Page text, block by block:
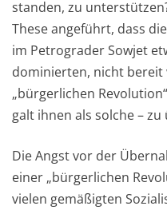
standen, zu
These angeführt, dass
im Petrograder Sowjet
dominierten, nicht bereit
„bürgerlichen
galt ihnen als solche –
Die Angst vor der
einer „bürgerlichen
vielen gemäßigten